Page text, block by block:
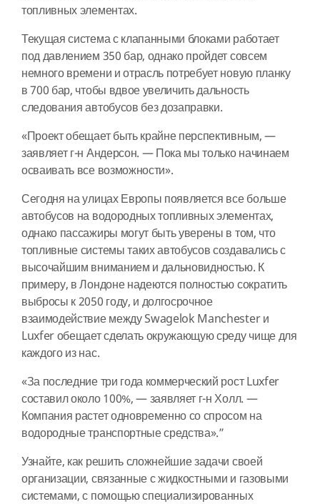
топливных элементах.
Текущая система с клапанными блоками работает
под давлением 350 бар, однако пройдет совсем
немного времени и отрасль потребует новую планку
в 700 бар, чтобы вдвое увеличить дальность
следования автобусов без дозаправки.
«Проект обещает быть крайне перспективным, —
заявляет г-н Андерсон. — Пока мы только начинаем
осваивать все возможности».
Сегодня на улицах Европы появляется все больше
автобусов на водородных топливных элементах,
однако пассажиры могут быть уверены в том, что
топливные системы таких автобусов создавались с
высочайшим вниманием и дальновидностью. К
примеру, в Лондоне надеются полностью сократить
выбросы к 2050 году, и долгосрочное
взаимодействие между Swagelok Manchester и
Luxfer обещает сделать окружающую среду чище для
каждого из нас.
«За последние три года коммерческий рост Luxfer
составил около 100%, — заявляет г-н Холл. —
Компания растет одновременно со спросом на
водородные транспортные средства».”
Узнайте, как решить сложнейшие задачи своей
организации, связанные с жидкостными и газовыми
системами, с помощью специализированных